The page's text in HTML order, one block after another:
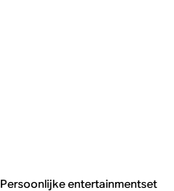
Persoonlijke entertainmentset